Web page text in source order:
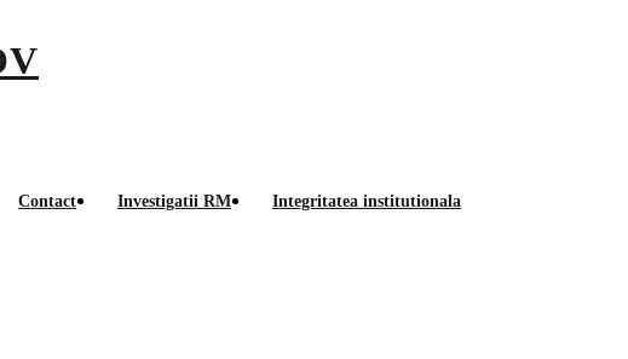
Contact Investigatii RM
Integritatea institutionala